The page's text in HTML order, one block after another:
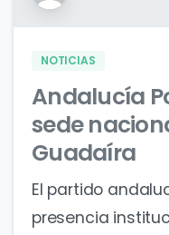
NOTICIAS
Andalucía
sede
Guadaíra
El partido
presencia